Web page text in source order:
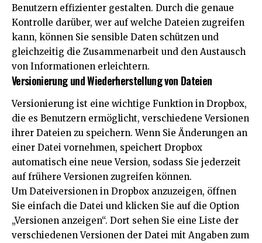
Benutzern effizienter gestalten. Durch die genaue
Kontrolle darüber, wer auf welche Dateien zugreifen
kann, können Sie sensible Daten schützen und
gleichzeitig die Zusammenarbeit und den Austausch
von Informationen erleichtern.
Versionierung und Wiederherstellung von Dateien
Versionierung ist eine wichtige Funktion in Dropbox,
die es Benutzern ermöglicht, verschiedene Versionen
ihrer Dateien zu speichern. Wenn Sie Änderungen an
einer Datei vornehmen, speichert Dropbox
automatisch eine neue Version, sodass Sie jederzeit
auf frühere Versionen zugreifen können.
Um Dateiversionen in Dropbox anzuzeigen, öffnen
Sie einfach die Datei und klicken Sie auf die Option
„Versionen anzeigen“. Dort sehen Sie eine Liste der
verschiedenen Versionen der Datei mit Angaben zum